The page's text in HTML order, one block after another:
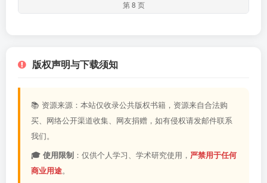
第 8 页
版权声明与下载须知
📚 资源来源：本站仅收录公共版权书籍，资源来自合法购
买、网络公开渠道收集、网友捐赠，如有侵权请发邮件联系
我们。
🎓 使用限制 ：仅供个人学习、学术研究使用， 严禁用于任何
商业用途。